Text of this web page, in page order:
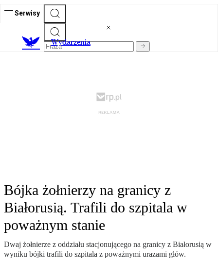
Serwisy
Wydarzenia
Bójka żołnierzy na granicy z
Białorusią. Trafili do szpitala w
poważnym stanie
Dwaj żołnierze z oddziału stacjonującego na granicy z Białorusią w
wyniku bójki trafili do szpitala z poważnymi urazami głów.